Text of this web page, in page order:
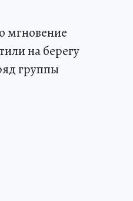
мгновение
на берегу
группы